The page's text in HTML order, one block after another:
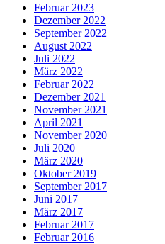
Februar 2023
Dezember 2022
September 2022
August 2022
Juli 2022
März 2022
Februar 2022
Dezember 2021
November 2021
April 2021
November 2020
Juli 2020
März 2020
Oktober 2019
September 2017
Juni 2017
März 2017
Februar 2017
Februar 2016